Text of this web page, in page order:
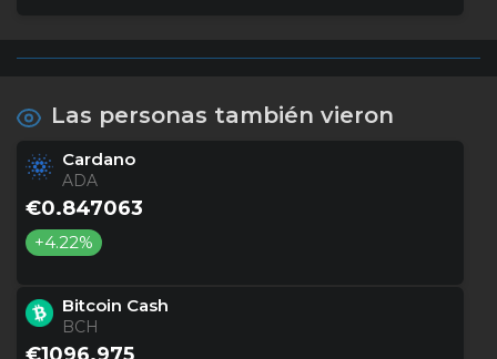
Las personas también vieron
Cardano
ADA
€0.847063
+4.22%
Bitcoin Cash
BCH
€1096.975